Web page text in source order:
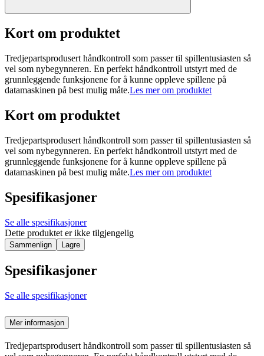
Kort om produktet
Tredjepartsprodusert håndkontroll som passer til spillentusiasten så
vel som nybegynneren. En perfekt håndkontroll utstyrt med de
grunnleggende funksjonene for å kunne oppleve spillene på
datamaskinen på best mulig måte.Les mer om produktet
Kort om produktet
Tredjepartsprodusert håndkontroll som passer til spillentusiasten så
vel som nybegynneren. En perfekt håndkontroll utstyrt med de
grunnleggende funksjonene for å kunne oppleve spillene på
datamaskinen på best mulig måte.Les mer om produktet
Spesifikasjoner
Se alle spesifikasjoner
Dette produktet er ikke tilgjengelig
Sammenlign Lagre
Spesifikasjoner
Se alle spesifikasjoner
Mer informasjon
Tredjepartsprodusert håndkontroll som passer til spillentusiasten så